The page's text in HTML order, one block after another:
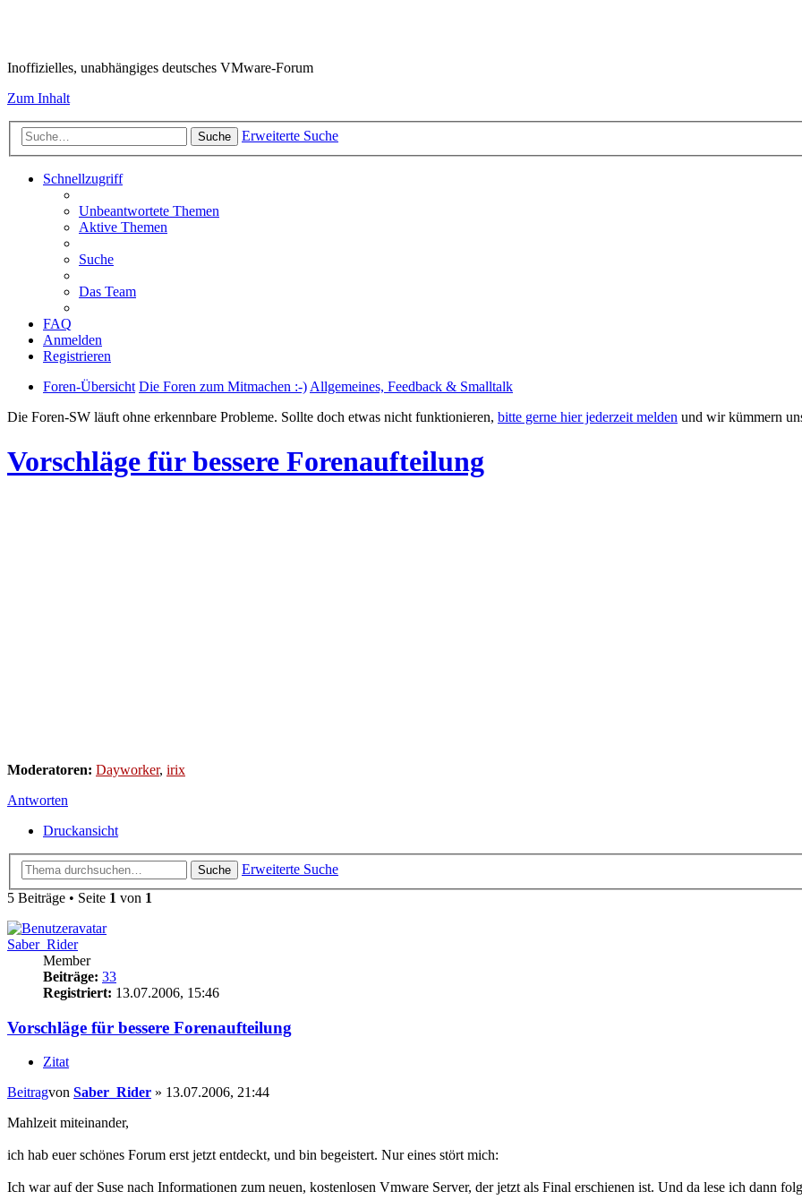
Inoffizielles, unabhängiges deutsches VMware-Forum
Zum Inhalt
Suche Erweiterte Suche
Schnellzugriff
Unbeantwortete Themen
Aktive Themen
Suche
Das Team
FAQ
Anmelden
Registrieren
Foren-Übersicht Die Foren zum Mitmachen :-)Allgemeines, Feedback & Smalltalk
Die Foren-SW läuft ohne erkennbare Probleme. Sollte doch etwas nicht funktionieren, bitte gerne hier jederzeit melden und wir kümmern
Vorschläge für bessere Forenaufteilung
Moderatoren: Dayworker, irix
Antworten
Druckansicht
Suche
Erweiterte Suche
5 Beiträge • Seite 1 von 1
Saber_Rider
Member
Beiträge: 33
Registriert: 13.07.2006, 15:46
Vorschläge für bessere Forenaufteilung
Zitat
Beitragvon Saber_Rider » 13.07.2006, 21:44
Mahlzeit miteinander,
ich hab euer schönes Forum erst jetzt entdeckt, und bin begeistert. Nur eines stört mich:
Ich war auf der Suse nach Informationen zum neuen, kostenlosen Vmware Server, der jetzt als Final erschienen ist. Und da lese ich dann